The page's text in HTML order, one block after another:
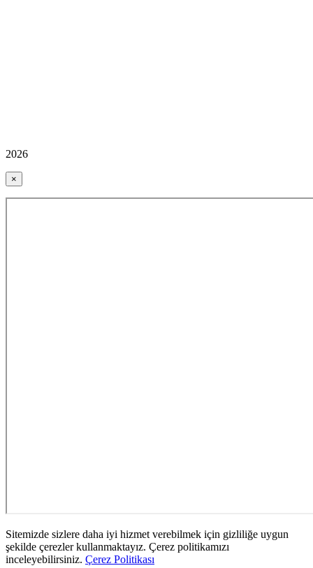
2026
×
Sitemizde sizlere daha iyi hizmet verebilmek için gizliliğe uygun
şekilde çerezler kullanmaktayız. Çerez politikamızı
inceleyebilirsiniz. Çerez Politikası